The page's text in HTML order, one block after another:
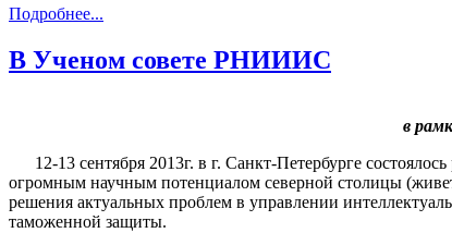
Подробнее...
В Ученом совете РНИИИС
в
12-13 сентября 2013г. в г. Санкт-Петербурге
огромным научным потенциалом северной столицы
решения актуальных проблем в управлении
таможенной защиты.